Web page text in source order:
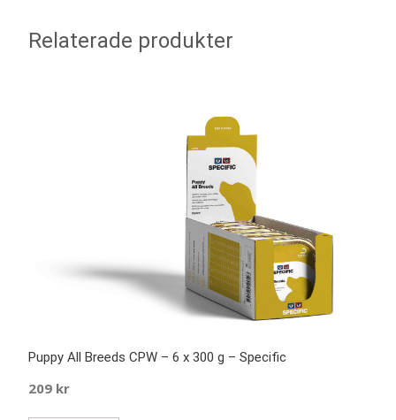
Relaterade produkter
Puppy All Breeds CPW – 6 x 300 g – Specific
209 kr